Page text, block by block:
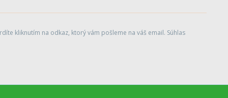
kliknutím na odkaz, ktorý vám pošleme na váš email. Súhlas